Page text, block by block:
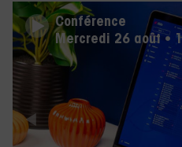
Conférence
Mercredi 26 août •